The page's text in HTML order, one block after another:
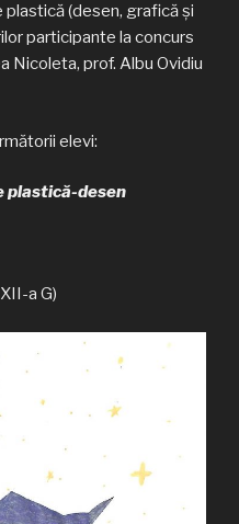
(desen, grafică și
participante la concurs
Nicoleta, prof. Albu Ovidiu
elevi:
plastică-desen
a G)